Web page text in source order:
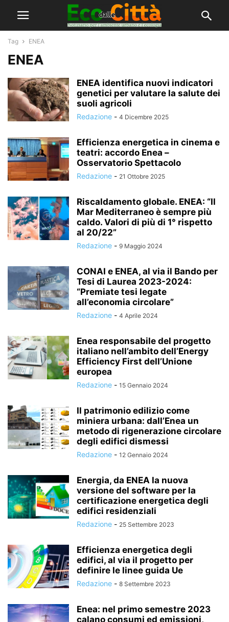
Tag ENEA
ENEA
ENEA identifica nuovi indicatori
genetici per valutare la salute dei
suoli agricoli
Redazione - 4 Dicembre 2025
Efficienza energetica in cinema e
teatri: accordo Enea –
Osservatorio Spettacolo
Redazione - 21 Ottobre 2025
Riscaldamento globale. ENEA: “Il
Mar Mediterraneo è sempre più
caldo. Valori di più di 1° rispetto
al 20/22”
Redazione - 9 Maggio 2024
CONAI e ENEA, al via il Bando per
Tesi di Laurea 2023-2024:
“Premiate tesi legate
all’economia circolare”
Redazione - 4 Aprile 2024
Enea responsabile del progetto
italiano nell’ambito dell’Energy
Efficiency First dell’Unione
europea
Redazione - 15 Gennaio 2024
Il patrimonio edilizio come
miniera urbana: dall’Enea un
metodo di rigenerazione circolare
degli edifici dismessi
Redazione - 12 Gennaio 2024
Energia, da ENEA la nuova
versione del software per la
certificazione energetica degli
edifici residenziali
Redazione - 25 Settembre 2023
Efficienza energetica degli
edifici, al via il progetto per
definire le linee guida Ue
Redazione - 8 Settembre 2023
Enea: nel primo semestre 2023
calano consumi ed emissioni,